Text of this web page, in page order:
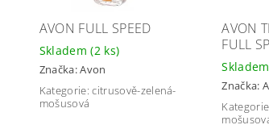
AVON FULL SPEED
Skladem(2 ks)
Značka:Avon
Kategorie: citrusově-zelená-
mošusová
AVON
FULL
Skladem
Značka: